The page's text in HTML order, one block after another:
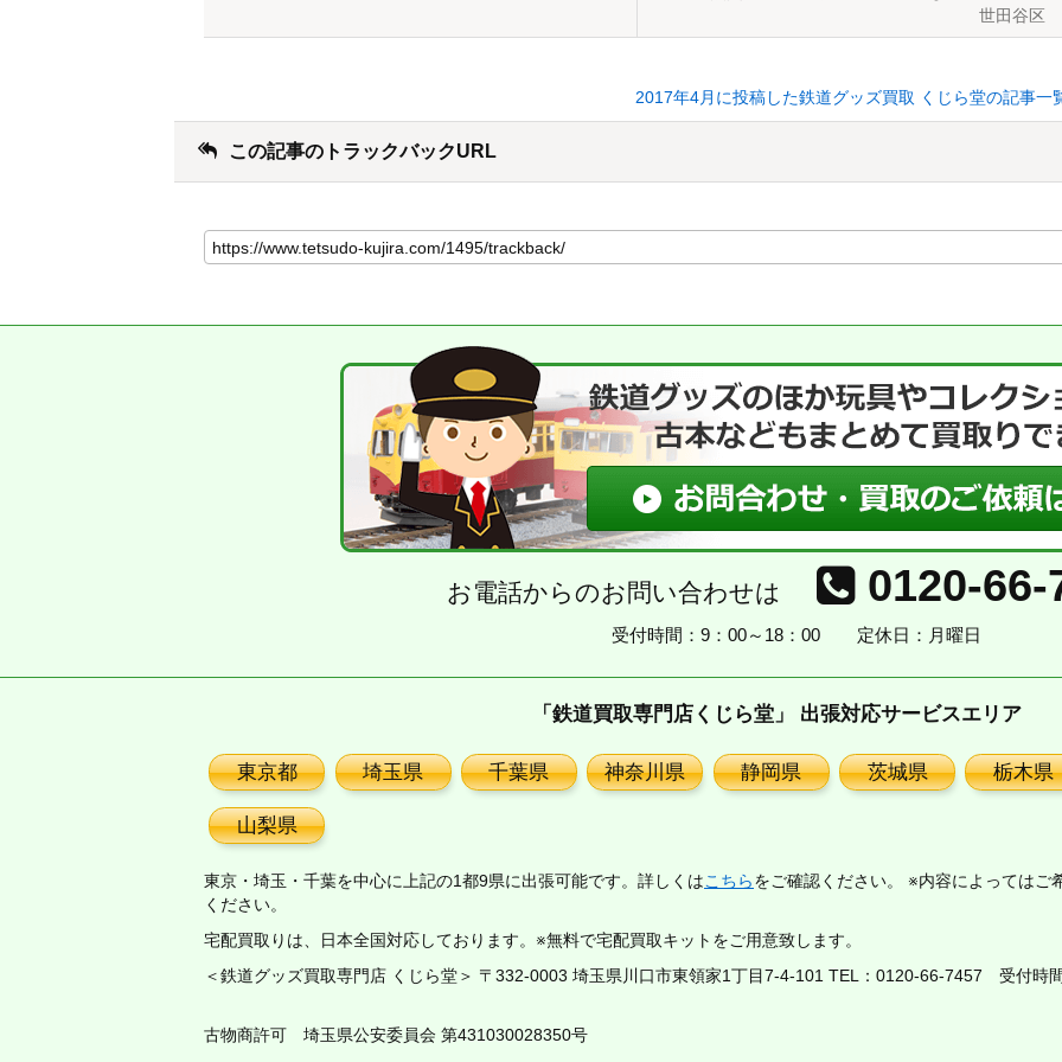
世田谷区
2017年4月に投稿した鉄道グッズ買取 くじら堂の記事一
この記事のトラックバックURL
お電話からのお問い合わせは 0120-66-
受付時間：9：00～18：00 定休日：月曜日
「鉄道買取専門店くじら堂」 出張対応サービスエリア
東京都 埼玉県 千葉県 神奈川県 静岡県 茨城県 栃木県
山梨県
東京・埼玉・千葉を中心に上記の1都9県に出張可能です。詳しくはこちらをご確認ください。 ※内容によってはご
ください。
宅配買取りは、日本全国対応しております。※無料で宅配買取キットをご用意致します。
＜鉄道グッズ買取専門店 くじら堂＞ 〒332-0003 埼玉県川口市東領家1丁目7-4-101 TEL： 0120-66-7457 受付時
古物商許可 埼玉県公安委員会 第431030028350号